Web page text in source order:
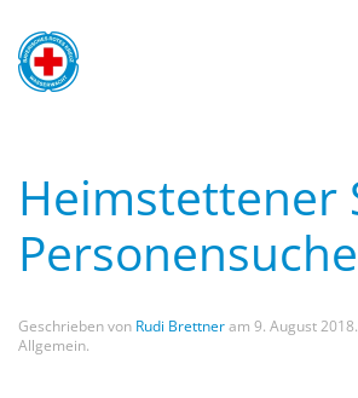
Zum Hauptinhalt springen
Heimstettener
Personensuche
Geschrieben von Rudi Brettneram 9. August 2018
Allgemein.